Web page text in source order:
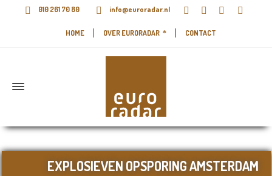
010 261 70 80 info@euroradar.nl
HOME OVER EURORADAR CONTACT
EXPLOSIEVEN OPSPORING AMSTERDAM